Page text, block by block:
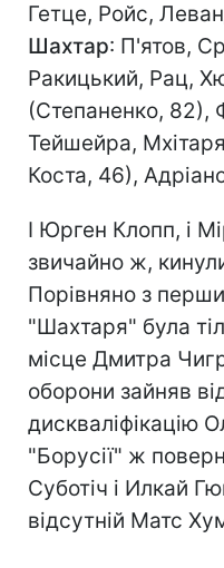
Гетце, Ройс,
Шахтар: П'ятов,
Ракицький, Рац,
(Степаненко, 82),
Тейшейра,
Коста, 46),
І Юрген Клопп, і
звичайно ж,
Порівняно з
"Шахтаря" була
місце Дмитра
оборони зайняв
дискваліфікацію
"Борусії" ж
Суботіч і Илкай
відсутній Матс